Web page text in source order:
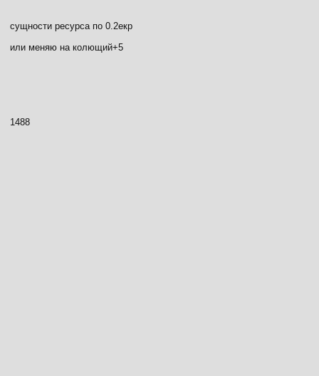
сущности ресурса по 0.2екр
или меняю на колющий+5
1488